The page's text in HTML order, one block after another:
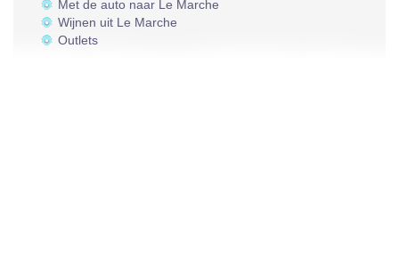
Met de auto naar Le Marche
Wijnen uit Le Marche
Outlets